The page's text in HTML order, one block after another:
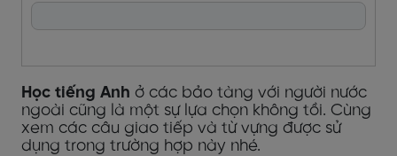
Học tiếng Anh ở các bảo tàng với người nước
ngoài cũng là một sự lựa chọn không tồi. Cùng
xem các câu giao tiếp và từ vựng được sử
dụng trong trường hợp này nhé.